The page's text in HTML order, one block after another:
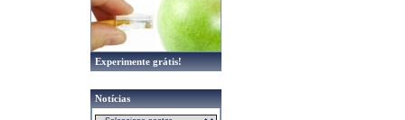
Experimente grátis!
Notícias